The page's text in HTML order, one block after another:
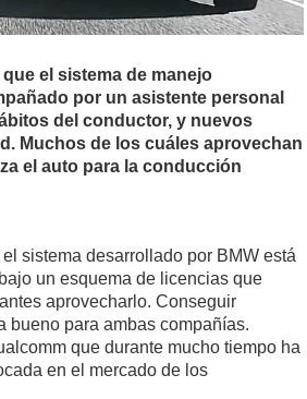
el sistema de manejo
por un asistente personal
del conductor, y nuevos
Muchos de los cuáles aprovechan
el auto para la conducción
sistema desarrollado por BMW está
un esquema de licencias que
aprovecharlo. Conseguir
bueno para ambas compañías.
que durante mucho tiempo ha
en el mercado de los